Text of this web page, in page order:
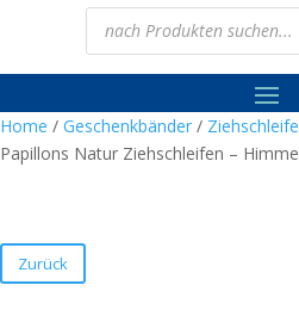
Products
search
Home / Geschenkbänder /
Papillons Natur Ziehschleifen –
Zurück